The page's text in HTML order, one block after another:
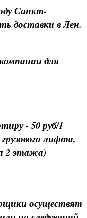
Санкт-
доставки в Лен.
для
- 50 руб/1
лифта,
2 этажа)
осуществят